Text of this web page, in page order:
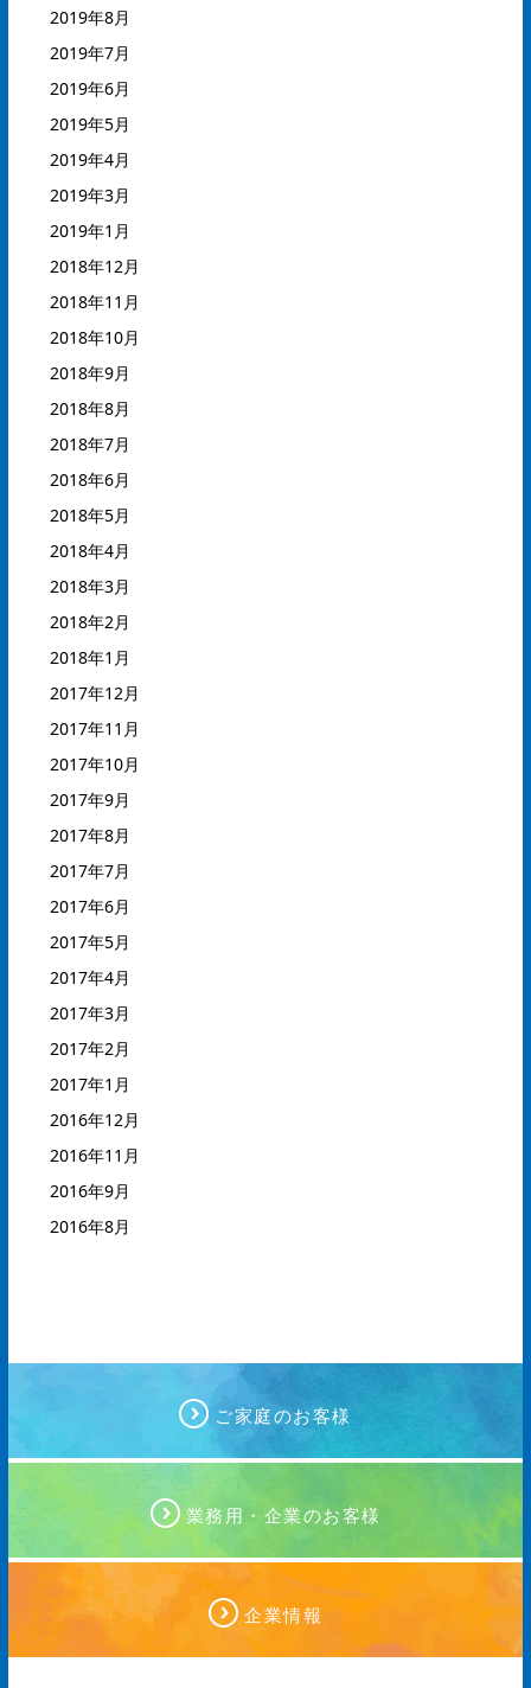
2019年8月
2019年7月
2019年6月
2019年5月
2019年4月
2019年3月
2019年1月
2018年12月
2018年11月
2018年10月
2018年9月
2018年8月
2018年7月
2018年6月
2018年5月
2018年4月
2018年3月
2018年2月
2018年1月
2017年12月
2017年11月
2017年10月
2017年9月
2017年8月
2017年7月
2017年6月
2017年5月
2017年4月
2017年3月
2017年2月
2017年1月
2016年12月
2016年11月
2016年9月
2016年8月
ご家庭のお客様
業務用・企業のお客様
企業情報